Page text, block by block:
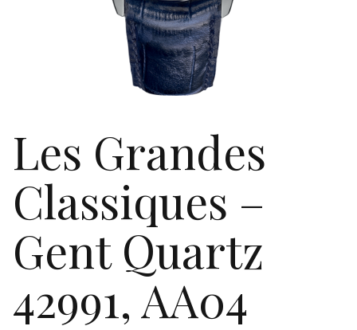
Les Grandes
Classiques –
Gent Quartz
42991, AA04